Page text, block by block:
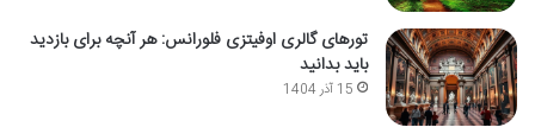
تورهای گالری اوفیتزی فلورانس: هر آنچه برای بازدید
باید بدانید
15 آذر 1404